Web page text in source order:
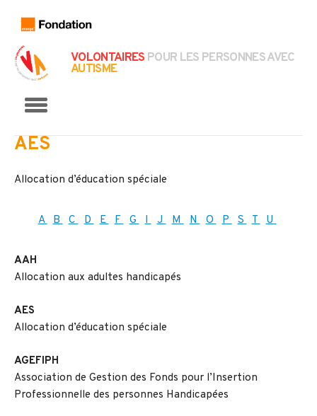
VOLONTAIRES POUR LES PERSONNES AVEC
AUTISME
AES
Allocation d’éducation spéciale
A B C D E F G I J M N O P S T U
AAH
Allocation aux adultes handicapés
AES
Allocation d’éducation spéciale
AGEFIPH
Association de Gestion des Fonds pour l’Insertion
Professionnelle des personnes Handicapées